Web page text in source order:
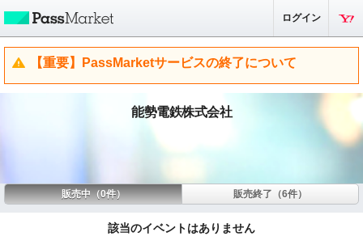
ログイン
【重要】PassMarketサービスの終了について
能勢電鉄株式会社
販売中（0件） 販売終了（6件）
該当のイベントはありません